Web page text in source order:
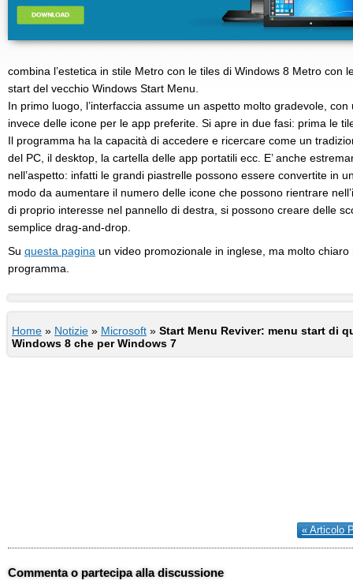
combina l’estetica in stile Metro con le tiles di Windows 8 Metro con
start del vecchio Windows Start Menu.
In primo luogo, l’interfaccia assume un aspetto molto gradevole, con
invece delle icone per le app preferite. Si apre in due fasi: prima le
Il programma ha la capacità di accedere e ricercare come un
del PC, il desktop, la cartella delle app portatili ecc. E’ anche
nell’aspetto: infatti le grandi piastrelle possono essere convertite in
modo da aumentare il numero delle icone che possono rientrare
di proprio interesse nel pannello di destra, si possono creare delle
semplice drag-and-drop.
Su questa pagina un video promozionale in inglese, ma molto
programma.
Home » Notizie » Microsoft » Start Menu Reviver: menu start di
Windows 8 che per Windows 7
« Articolo
Commenta o partecipa alla discussione